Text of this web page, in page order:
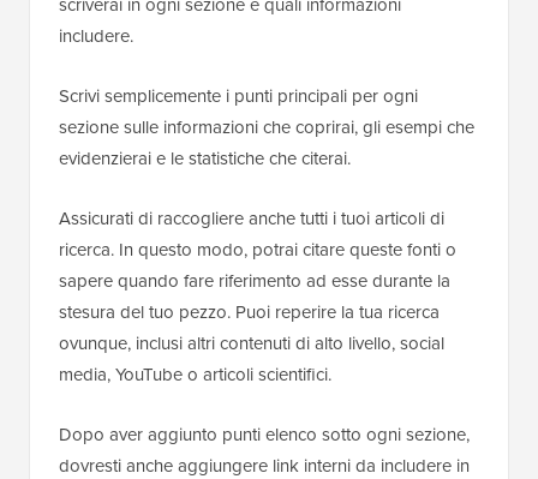
includere.
Scrivi semplicemente i punti principali per ogni
sezione sulle informazioni che coprirai, gli esempi che
evidenzierai e le statistiche che citerai.
Assicurati di raccogliere anche tutti i tuoi articoli di
ricerca. In questo modo, potrai citare queste fonti o
sapere quando fare riferimento ad esse durante la
stesura del tuo pezzo. Puoi reperire la tua ricerca
ovunque, inclusi altri contenuti di alto livello, social
media, YouTube o articoli scientifici.
Dopo aver aggiunto punti elenco sotto ogni sezione,
dovresti anche aggiungere link interni da includere in